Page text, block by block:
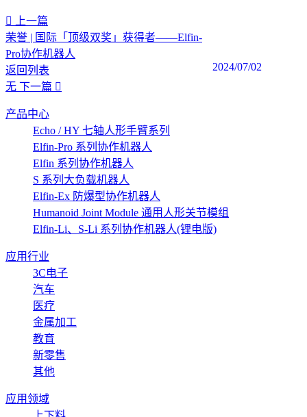
上一篇
荣誉 | 国际「顶级双奖」获得者——Elfin-
Pro协作机器人
2024/07/02
返回列表
无 下一篇
产品中心
Echo / HY 七轴人形手臂系列
Elfin-Pro 系列协作机器人
Elfin 系列协作机器人
S 系列大负载机器人
Elfin-Ex 防爆型协作机器人
Humanoid Joint Module 通用人形关节模组
Elfin-Li、S-Li 系列协作机器人(锂电版)
应用行业
3C电子
汽车
医疗
金属加工
教育
新零售
其他
应用领域